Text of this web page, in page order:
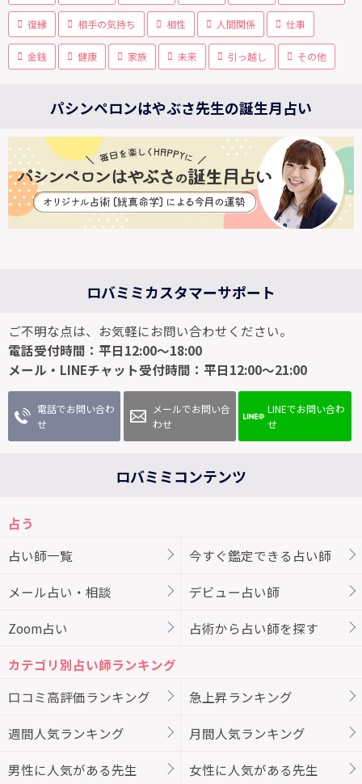
復縁 相手の気持ち 相性 人間関係 仕事
金銭 健康 家族 未来 引っ越し その他
パシンペロンはやぶさ先生の誕生月占い
ロバミミカスタマーサポート
ご不明な点は、お気軽にお問い合わせください。
電話受付時間：平日12:00～18:00
メール・LINEチャット受付時間：平日12:00～21:00
電話でお問い合わ
せ
メールでお問い合
わせ
LINEでお問い合わ
せ
ロバミミコンテンツ
占う
占い師一覧
今すぐ鑑定できる占い師
メール占い・相談 デビュー占い師
Zoom占い 占術から占い師を探す
カテゴリ別占い師ランキング
口コミ高評価ランキング
急上昇ランキング
週間人気ランキング 月間人気ランキング
男性に人気がある先生 女性に人気がある先生